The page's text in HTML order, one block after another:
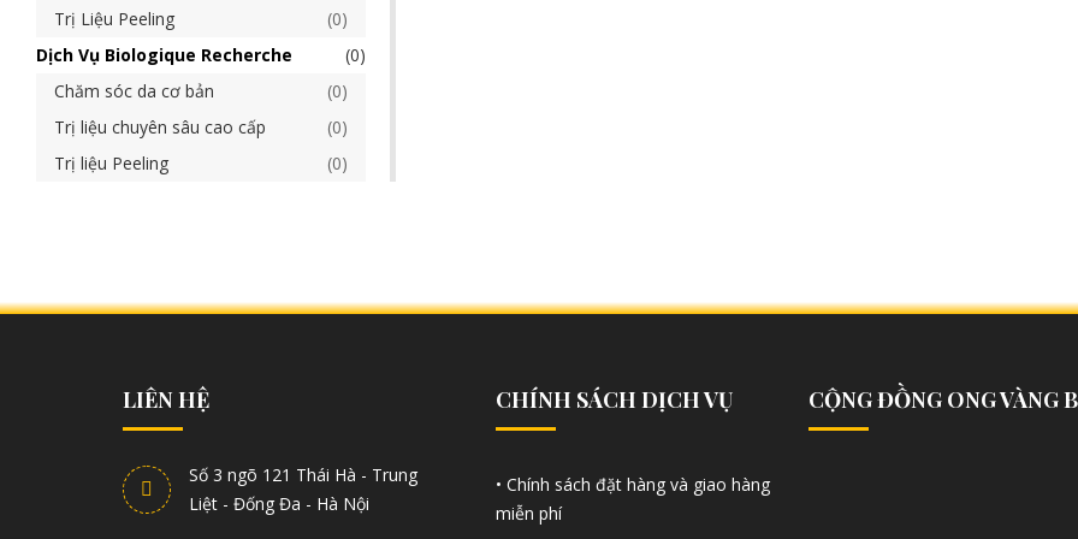
Trị Liệu Peeling
0
Dịch Vụ Biologique Recherche
0
Chăm sóc da cơ bản
0
Trị liệu chuyên sâu cao cấp
0
Trị liệu Peeling
0
LIÊN HỆ
Số 3 ngõ 121 Thái Hà - Trung
Liệt - Đống Đa - Hà Nội
CHÍNH SÁCH DỊCH VỤ
• Chính sách đặt hàng và giao hàng
miễn phí
CỘNG ĐỒNG ONG VÀNG